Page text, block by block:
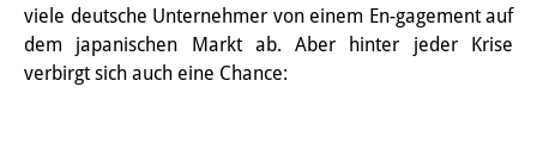
研修生
研究活動
viele deutsche Unternehmer von einem En-gagement auf
dem japanischen Markt ab. Aber hinter jeder Krise
verbirgt sich auch eine Chance: